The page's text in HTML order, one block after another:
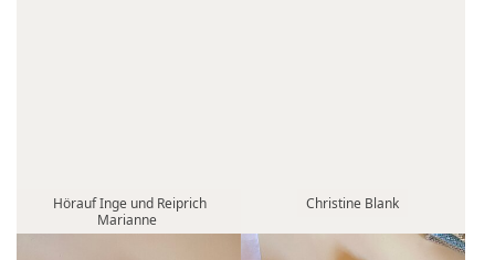
Hörauf Inge und Reiprich
Marianne
Christine Blank